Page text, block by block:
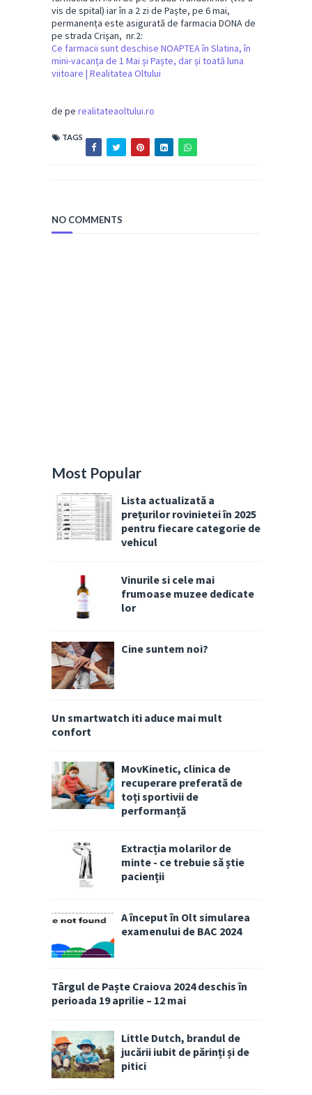
vis de spital) iar în a 2 zi de Paște, pe 6 mai,
permanența este asigurată de farmacia DONA de
pe strada Crișan, nr.2:
Ce farmacii sunt deschise NOAPTEA în Slatina, în
mini-vacanța de 1 Mai și Paște, dar și toată luna
viitoare | Realitatea Oltului
de pe realitateaoltului.ro
TAGS
NO COMMENTS
Most Popular
Lista actualizată a
prețurilor rovinietei în 2025
pentru fiecare categorie de
vehicul
Vinurile si cele mai
frumoase muzee dedicate
lor
Cine suntem noi?
Un smartwatch iti aduce mai mult
confort
MovKinetic, clinica de
recuperare preferată de
toți sportivii de
performanță
Extracția molarilor de
minte - ce trebuie să știe
pacienții
A început în Olt simularea
examenului de BAC 2024
Târgul de Paște Craiova 2024 deschis în
perioada 19 aprilie – 12 mai
Little Dutch, brandul de
jucării iubit de părinți și de
pitici